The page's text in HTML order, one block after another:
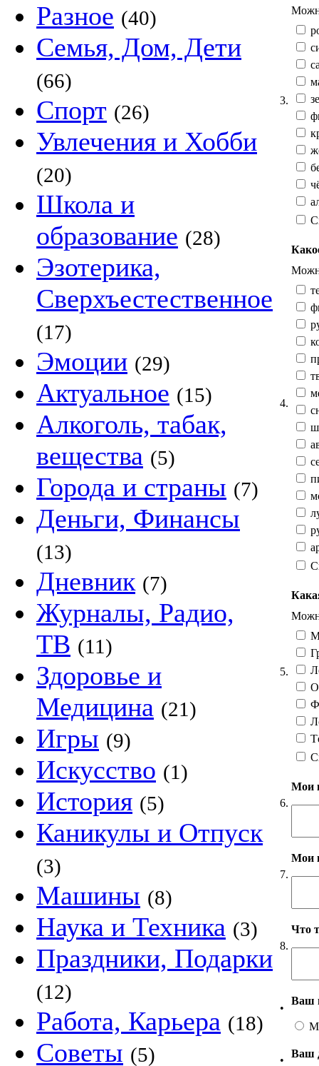
Разное (40)
Семья, Дом, Дети
(66)
Спорт (26)
Увлечения и Хобби
(20)
Школа и
образование (28)
Эзотерика,
Сверхъестественное
(17)
Эмоции (29)
Актуальное (15)
Алкоголь, табак,
вещества (5)
Города и страны (7)
Деньги, Финансы
(13)
Дневник (7)
Журналы, Радио,
ТВ (11)
Здоровье и
Медицина (21)
Игры (9)
Искусство (1)
История (5)
Каникулы и Отпуск
(3)
Машины (8)
Наука и Техника (3)
Праздники, Подарки
(12)
Работа, Карьера (18)
Советы (5)
3.
4.
5.
6.
Мои
7.
Мои
8.
Что
•
Ваш
•
Ваш